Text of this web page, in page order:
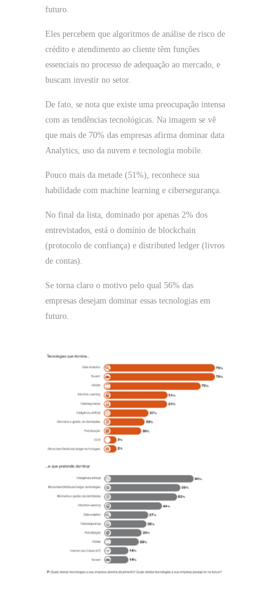
futuro.
Eles percebem que algoritmos de análise de risco de
crédito e atendimento ao cliente têm funções
essenciais no processo de adequação ao mercado, e
buscam investir no setor.
De fato, se nota que existe uma preocupação intensa
com as tendências tecnológicas. Na imagem se vê
que mais de 70% das empresas afirma dominar data
Analytics, uso da nuvem e tecnologia mobile.
Pouco mais da metade (51%), reconhece sua
habilidade com machine learning e cibersegurança.
No final da lista, dominado por apenas 2% dos
entrevistados, está o domínio de blockchain
(protocolo de confiança) e distributed ledger (livros
de contas).
Se torna claro o motivo pelo qual 56% das
empresas desejam dominar essas tecnologias em
futuro.